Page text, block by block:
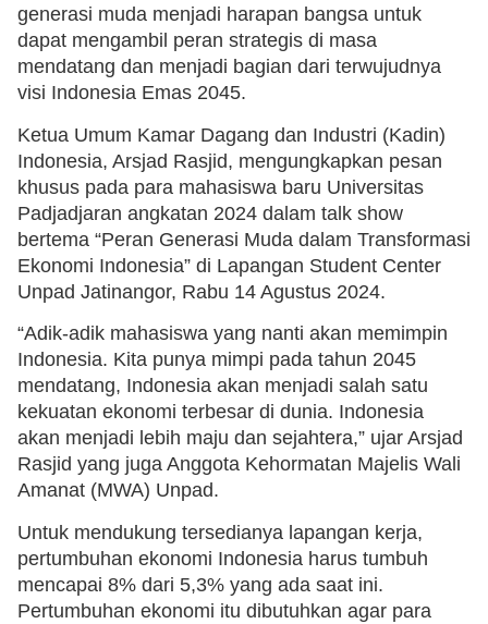
generasi muda menjadi harapan bangsa untuk
dapat mengambil peran strategis di masa
mendatang dan menjadi bagian dari terwujudnya
visi Indonesia Emas 2045.
Ketua Umum Kamar Dagang dan Industri (Kadin)
Indonesia, Arsjad Rasjid, mengungkapkan pesan
khusus pada para mahasiswa baru Universitas
Padjadjaran angkatan 2024 dalam talk show
bertema “Peran Generasi Muda dalam Transformasi
Ekonomi Indonesia” di Lapangan Student Center
Unpad Jatinangor, Rabu 14 Agustus 2024.
“Adik-adik mahasiswa yang nanti akan memimpin
Indonesia. Kita punya mimpi pada tahun 2045
mendatang, Indonesia akan menjadi salah satu
kekuatan ekonomi terbesar di dunia. Indonesia
akan menjadi lebih maju dan sejahtera,” ujar Arsjad
Rasjid yang juga Anggota Kehormatan Majelis Wali
Amanat (MWA) Unpad.
Untuk mendukung tersedianya lapangan kerja,
pertumbuhan ekonomi Indonesia harus tumbuh
mencapai 8% dari 5,3% yang ada saat ini.
Pertumbuhan ekonomi itu dibutuhkan agar para